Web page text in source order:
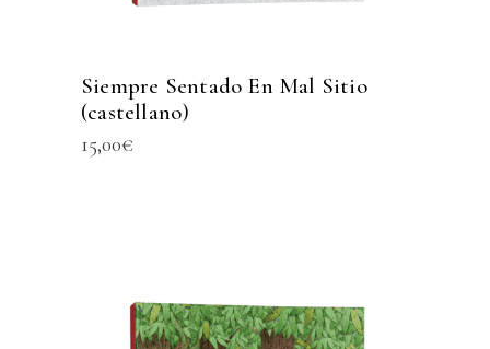
Siempre Sentado En Mal Sitio
(castellano)
15,00€